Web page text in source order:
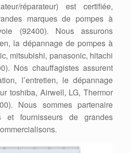
réparateur) est certifiée,
marques de pompes à
(92400). Nous assurons
la dépannage de pompes à
mitsubishi, panasonic, hitachi
Nos chauffagistes assurent
l’entretien, le dépannage
toshiba, Airwell, LG, Thermor
Nous sommes partenaire
et fournisseurs de grandes